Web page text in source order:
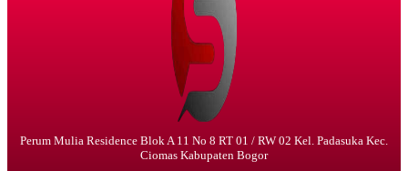
Perum Mulia Residence Blok A 11 No 8 RT 01 / RW 02 Kel. Padasuka Kec.
Ciomas Kabupaten Bogor